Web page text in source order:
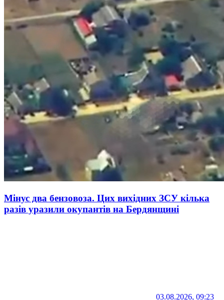
Мінус два бензовоза. Цих вихідних ЗСУ кілька
разів уразили окупантів на Бердянщині
03.08.2026, 09:23